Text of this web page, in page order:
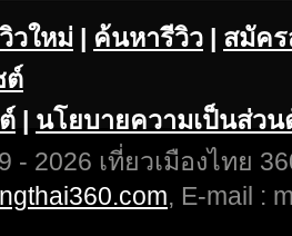
วใหม่ | ค้นหารีวิว | สมัค
ต์
| นโยบายความเป็นส่วน
- 2026 เที่ยวเมืองไทย
, E-mail :